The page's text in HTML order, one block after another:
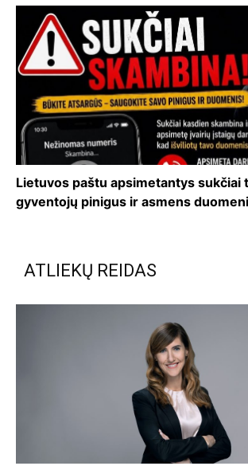
Lietuvos paštu apsimetantys sukčiai
gyventojų pinigus ir asmens
ATLIEKŲ REIDAS